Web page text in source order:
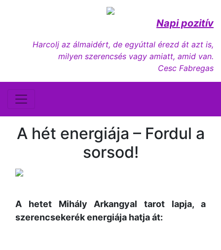
Napi pozitív
Harcolj az álmaidért, de egyúttal érezd át azt is,
milyen szerencsés vagy amiatt, amid van.
Cesc Fabregas
A hét energiája – Fordul a
sorsod!
A hetet Mihály Arkangyal tarot lapja, a
szerencsekerék energiája hatja át: